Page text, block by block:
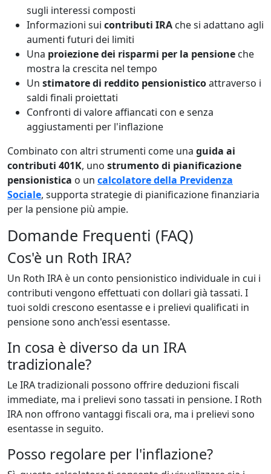
sugli interessi composti
Informazioni sui contributi IRA che si adattano agli
aumenti futuri dei limiti
Una proiezione dei risparmi per la pensione che
mostra la crescita nel tempo
Un stimatore di reddito pensionisticoattraverso i
saldi finali proiettati
Confronti di valore affiancati con e senza
aggiustamenti per l'inflazione
Combinato con altri strumenti come una guida ai
contributi 401K, uno strumento di pianificazione
pensionistica o un calcolatore della Previdenza
Sociale, supporta strategie di pianificazione finanziaria
per la pensione più ampie.
Domande Frequenti (FAQ)
Cos'è un Roth IRA?
Un Roth IRA è un conto pensionistico individuale in cui i
contributi vengono effettuati con dollari già tassati. I
tuoi soldi crescono esentasse e i prelievi qualificati in
pensione sono anch'essi esentasse.
In cosa è diverso da un IRA
tradizionale?
Le IRA tradizionali possono offrire deduzioni fiscali
immediate, ma i prelievi sono tassati in pensione. I Roth
IRA non offrono vantaggi fiscali ora, ma i prelievi sono
esentasse in seguito.
Posso regolare per l'inflazione?